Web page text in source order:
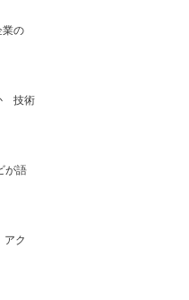
業の
技術
が語
アク